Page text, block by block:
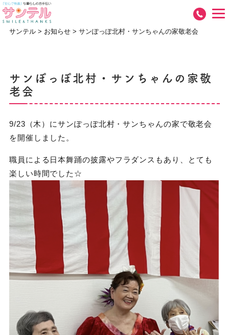
サンテル> お知らせ> サンぽっぽ北村・サンちゃんの家敬老会
サンぽっぽ北村・サンちゃんの家敬
老会
9/23（木）にサンぽっぽ北村・サンちゃんの家で敬老会
を開催しました。
職員による日本舞踊の披露やフラダンスもあり、とても
楽しい時間でした☆